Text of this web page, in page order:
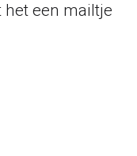
een mailtje